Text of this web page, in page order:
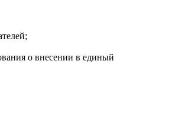
о внесении в единый